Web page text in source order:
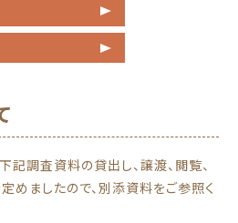
記調査資料の貸出し、譲渡、閲覧、
めましたので、別添資料をご参照く